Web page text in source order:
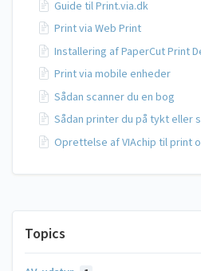
Topics
Guide til Print.via.dk
Print via Web Print
Installering af PaperCut Print
Print via mobile enheder
Sådan scanner du en bog
Sådan printer du på tykt eller
Oprettelse af VIAchip til print